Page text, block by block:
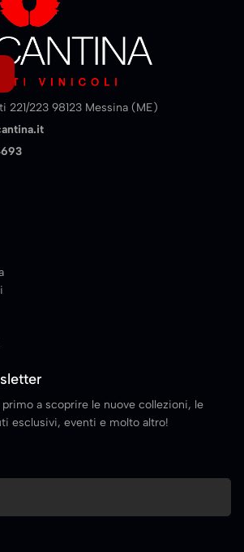
221/223 98123 Messina (ME)
a scoprire le nuove collezioni, le
esclusivi, eventi e molto altro!